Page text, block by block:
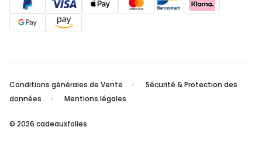
Conditions générales de Vente
Sécurité & Protection des
données
Mentions légales
© 2026 cadeauxfolies